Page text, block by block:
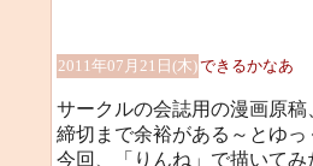
2011年07月21日(木)できるかなあ
サークルの会誌用の漫画原稿
締切まで余裕がある～とゆ
今回、「りんね」で描いて